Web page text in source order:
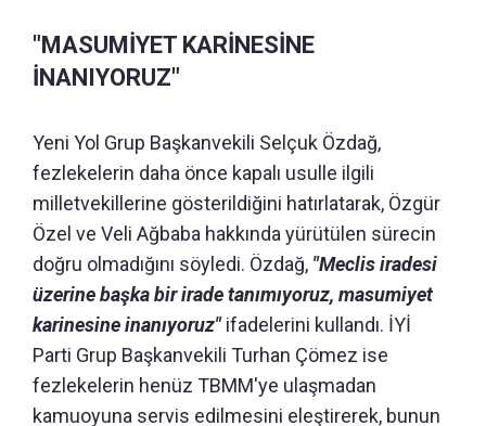
"MASUMİYET KARİNESİNE
İNANIYORUZ"
Yeni Yol Grup Başkanvekili Selçuk Özdağ,
fezlekelerin daha önce kapalı usulle ilgili
milletvekillerine gösterildiğini hatırlatarak, Özgür
Özel ve Veli Ağbaba hakkında yürütülen sürecin
doğru olmadığını söyledi. Özdağ, "Meclis iradesi
üzerine başka bir irade tanımıyoruz, masumiyet
karinesine inanıyoruz"ifadelerini kullandı. İYİ
Parti Grup Başkanvekili Turhan Çömez ise
fezlekelerin henüz TBMM'ye ulaşmadan
kamuoyuna servis edilmesini eleştirerek, bunun